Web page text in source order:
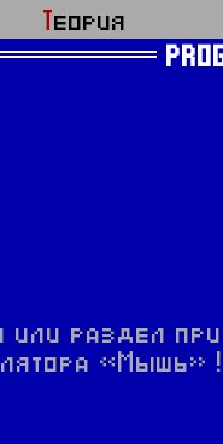
Теория
или раздел
«Мышь»